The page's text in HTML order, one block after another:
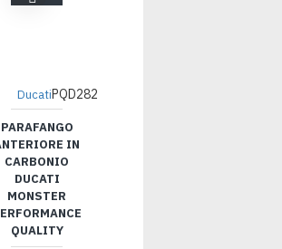
DucatiPQD282
PARAFANGO
IN
CARBONIO
DUCATI
MONSTER
QUALITY